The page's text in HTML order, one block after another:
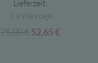
Lieferzeit:
1-3 Werktage
75,00€Ursprünglicher
52,65€